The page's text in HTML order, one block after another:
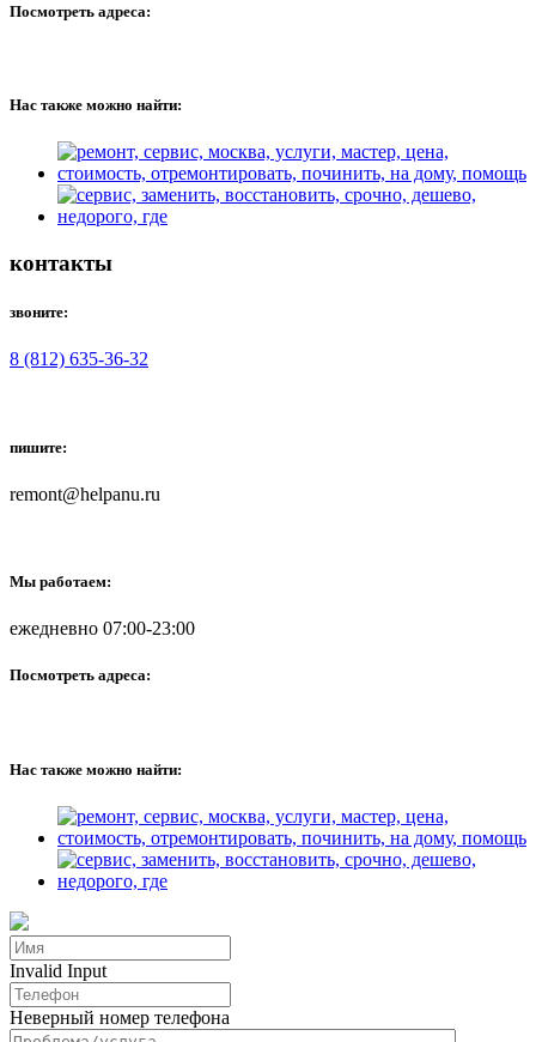
Посмотреть адреса:
Нас также можно найти:
контакты
звоните:
8 (812) 635-36-32
пишите:
remont@helpanu.ru
Мы работаем:
ежедневно 07:00-23:00
Посмотреть адреса:
Нас также можно найти:
Invalid Input
Неверный номер телефона